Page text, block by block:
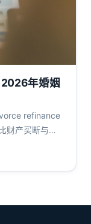
年婚姻
refinance
财产买断与联
键数据与行业